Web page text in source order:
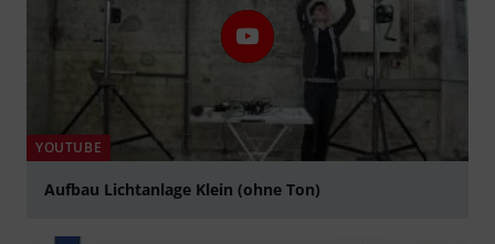
YOUTUBE
Aufbau Lichtanlage Klein (ohne Ton)